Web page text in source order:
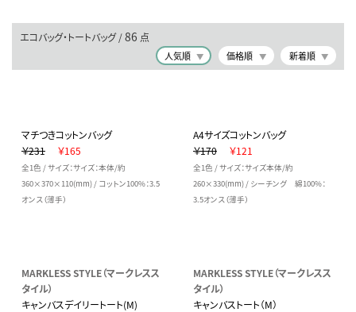
エコバッグ・トートバッグ /86 点
人気順 価格順 新着順
マチつきコットンバッグ
￥231
￥165
全1色 / サイズ：サイズ：本体/約
360×370×110(mm) / コットン100%：3.5
オンス（薄手）
A4サイズコットンバッグ
￥170
￥121
全1色 / サイズ：サイズ本体/約
260×330(mm) / シーチング 綿100%：
3.5オンス（薄手）
MARKLESS STYLE（マークレスス
タイル）
キャンバスデイリートート(M)
MARKLESS STYLE（マークレスス
タイル）
キャンバストート（M）